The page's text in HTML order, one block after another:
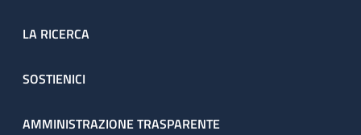
LA RICERCA
SOSTIENICI
AMMINISTRAZIONE TRASPARENTE